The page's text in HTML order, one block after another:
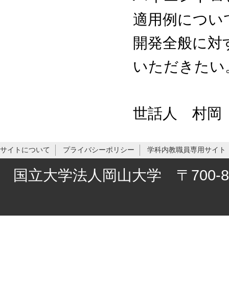
適用例につい
開発全般に
いただきたい
世話人 村岡
サイトについて プライバシーポリシー 学科内教職員専用サイト
国立大学法人岡山大学 〒700-